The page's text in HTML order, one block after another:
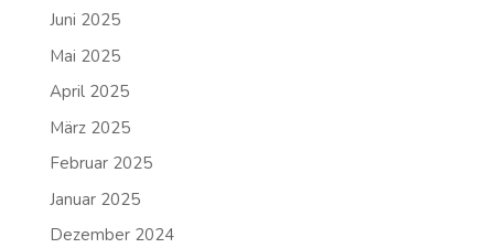
Juni 2025
Mai 2025
April 2025
März 2025
Februar 2025
Januar 2025
Dezember 2024